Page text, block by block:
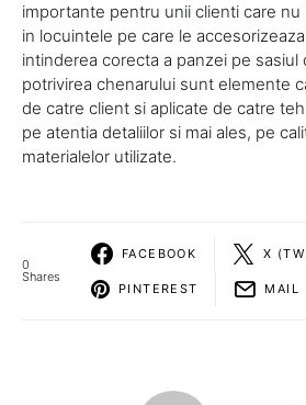
importante pentru unii clienti care
in locuintele pe care le
intinderea corecta a panzei pe sasiul
potrivirea chenarului sunt elemente
de catre client si aplicate de catre
pe atentia detaliilor si mai ales, pe
materialelor utilizate.
0
Shares
FACEBOOK X
PINTEREST MAIL